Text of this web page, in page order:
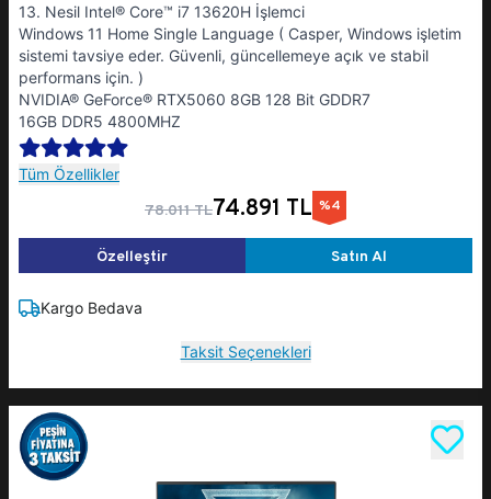
13. Nesil Intel® Core™ i7 13620H İşlemci
Windows 11 Home Single Language ( Casper, Windows işletim
sistemi tavsiye eder. Güvenli, güncellemeye açık ve stabil
performans için. )
NVIDIA® GeForce® RTX5060 8GB 128 Bit GDDR7
16GB DDR5 4800MHZ
Tüm Özellikler
78.011 TL74.891 TL %4
Özelleştir Satın Al
Kargo Bedava
Taksit Seçenekleri